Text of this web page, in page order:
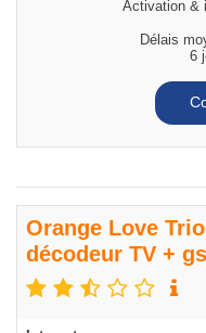
Activation &
Délais
6
Orange Love
décodeur TV +